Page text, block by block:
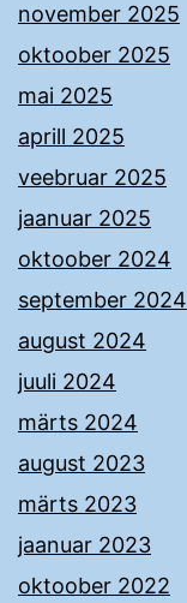
november 2025
oktoober 2025
mai 2025
aprill 2025
veebruar 2025
jaanuar 2025
oktoober 2024
september 2024
august 2024
juuli 2024
märts 2024
august 2023
märts 2023
jaanuar 2023
oktoober 2022